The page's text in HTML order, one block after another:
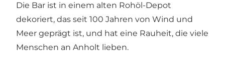
Die Bar ist in einem alten Rohöl-Depot
dekoriert, das seit 100 Jahren von Wind und
Meer geprägt ist, und hat eine Rauheit, die viele
Menschen an Anholt lieben.